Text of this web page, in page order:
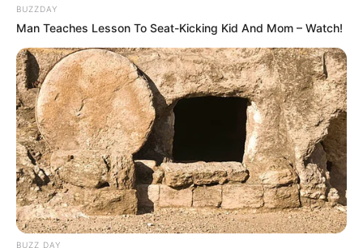
BUZZDAY
Man Teaches Lesson To Seat-Kicking Kid And Mom – Watch!
BUZZ DAY